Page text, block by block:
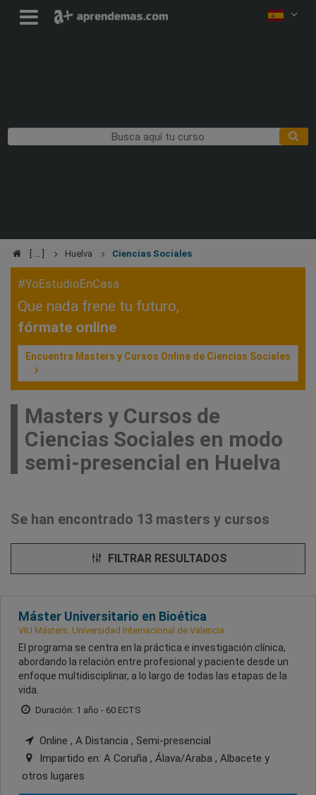
Huelva Ciencias Sociales
#YoEstudioEnCasa
Que nada frene tu futuro,
fórmate online
Encuentra Masters y Cursos Online de Ciencias Sociales
Masters y Cursos de
Ciencias Sociales en modo
semi-presencial en Huelva
Se han encontrado 13 masters y cursos
FILTRAR RESULTADOS
Máster Universitario en Bioética
VIU Másters. Universidad Internacional de Valencia
El programa se centra en la práctica e investigación clínica,
abordando la relación entre profesional y paciente desde un
enfoque multidisciplinar, a lo largo de todas las etapas de la
vida.
Duración: 1 año - 60 ECTS
Online , A Distancia , Semi-presencial
Impartido en: A Coruña , Álava/Araba , Albacete y
otros lugares